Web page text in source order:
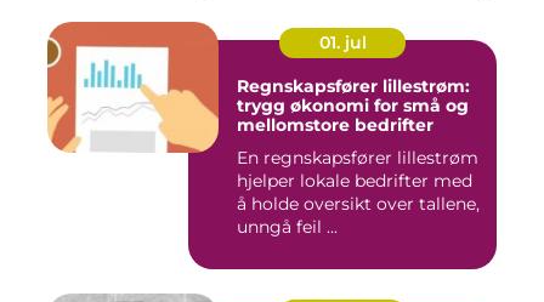
01. jul
Regnskapsfører lillestrøm:
trygg økonomi for små og
mellomstore bedrifter
En regnskapsfører lillestrøm
hjelper lokale bedrifter med
å holde oversikt over tallene,
unngå feil ...